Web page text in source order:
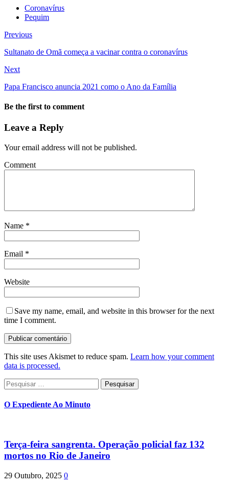
Coronavírus
Pequim
Previous
Sultanato de Omã começa a vacinar contra o coronavírus
Next
Papa Francisco anuncia 2021 como o Ano da Família
Be the first to comment
Leave a Reply
Your email address will not be published.
Comment
Name *
Email *
Website
Save my name, email, and website in this browser for the next
time I comment.
This site uses Akismet to reduce spam. Learn how your comment
data is processed.
Pesquisar
por:
O Expediente Ao Minuto
Terça-feira sangrenta. Operação policial faz 132
mortos no Rio de Janeiro
29 Outubro, 2025 0